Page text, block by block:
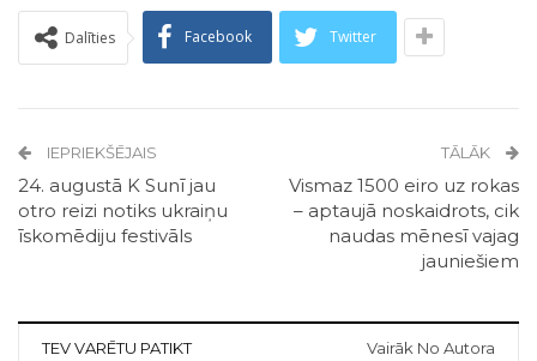
Dalīties Facebook Twitter
IEPRIEKŠĒJAIS
24. augustā K Sunī jau
otro reizi notiks ukraiņu
īskomēdiju festivāls
TĀLĀK
Vismaz 1500 eiro uz rokas
– aptaujā noskaidrots, cik
naudas mēnesī vajag
jauniešiem
TEV VARĒTU PATIKT Vairāk No Autora